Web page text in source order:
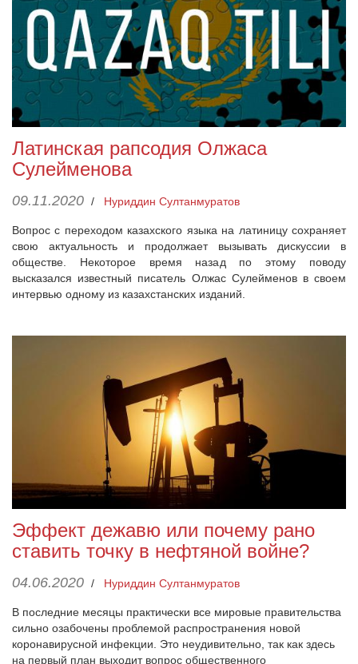
Латинская рапсодия Олжаса
Сулейменова
09.11.2020 / Нуриддин Султанмуратов
Вопрос с переходом казахского языка на латиницу сохраняет
свою актуальность и продолжает вызывать дискуссии в
обществе. Некоторое время назад по этому поводу
высказался известный писатель Олжас Сулейменов в своем
интервью одному из казахстанских изданий.
Эффект дежавю или почему рано
ставить точку в нефтяной войне?
04.06.2020 / Нуриддин Султанмуратов
В последние месяцы практически все мировые правительства
сильно озабочены проблемой распространения новой
коронавирусной инфекции. Это неудивительно, так как здесь
на первый план выходит вопрос общественного